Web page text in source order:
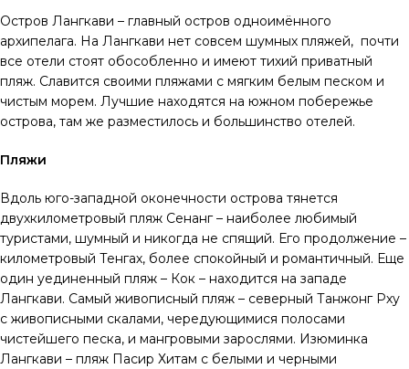
Остров Лангкави – главный остров одноимённого
архипелага. На Лангкави нет совсем шумных пляжей, почти
все отели стоят обособленно и имеют тихий приватный
пляж. Славится своими пляжами с мягким белым песком и
чистым морем. Лучшие находятся на южном побережье
острова, там же разместилось и большинство отелей.
Пляжи
Вдоль юго-западной оконечности острова тянется
двухкилометровый пляж Сенанг – наиболее любимый
туристами, шумный и никогда не спящий. Его продолжение –
километровый Тенгах, более спокойный и романтичный. Еще
один уединенный пляж – Кок – находится на западе
Лангкави. Самый живописный пляж – северный Танжонг Рху
с живописными скалами, чередующимися полосами
чистейшего песка, и мангровыми зарослями. Изюминка
Лангкави – пляж Пасир Хитам с белыми и черными